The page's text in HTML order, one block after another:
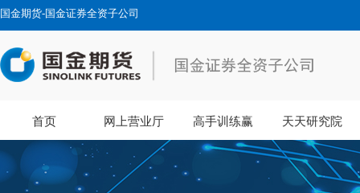
国金期货-国金证券全资子公司
首页 网上营业厅 高手训练赢 天天研究院